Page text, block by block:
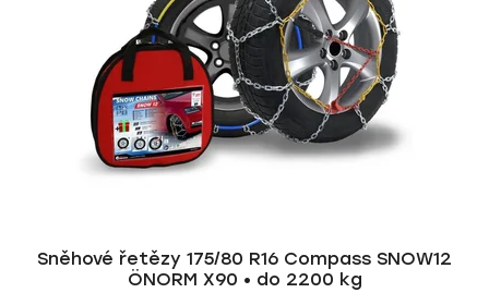
Sněhové řetězy 175/80 R16 Compass SNOW12
ÖNORM X90 • do 2200 kg